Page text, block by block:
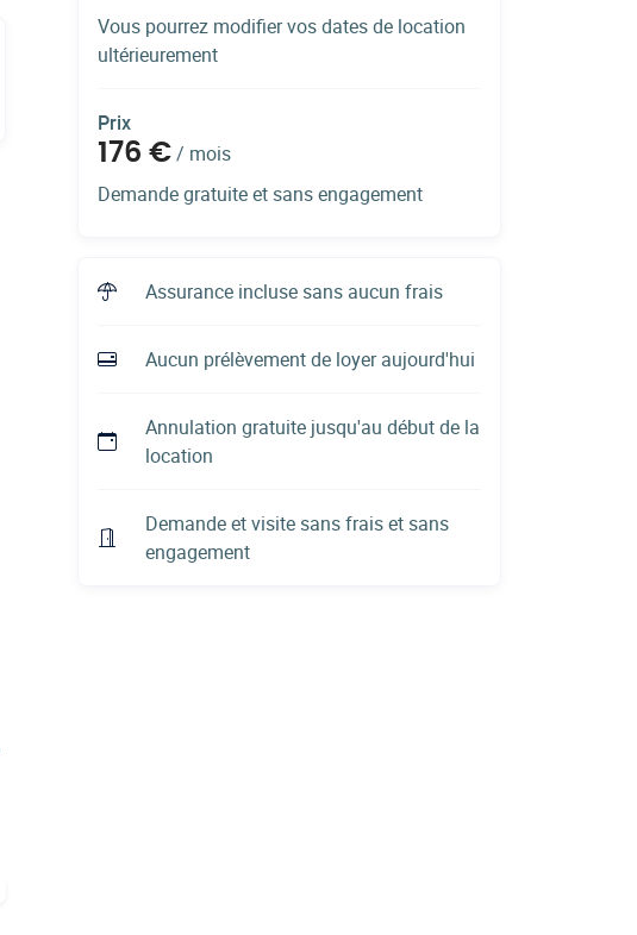
Vous pourrez modifier vos dates de location
ultérieurement
Prix
176 €/ mois
Demande gratuite et sans engagement
Assurance incluse sans aucun frais
Aucun prélèvement de loyer aujourd'hui
Annulation gratuite jusqu'au début de la
location
Demande et visite sans frais et sans
engagement